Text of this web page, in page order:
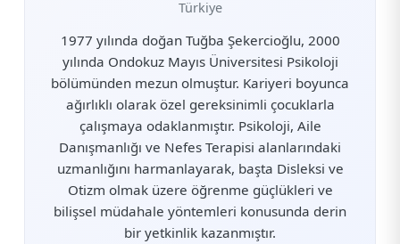
Türkiye
1977 yılında doğan Tuğba Şekercioğlu, 2000
yılında Ondokuz Mayıs Üniversitesi Psikoloji
bölümünden mezun olmuştur. Kariyeri boyunca
ağırlıklı olarak özel gereksinimli çocuklarla
çalışmaya odaklanmıştır. Psikoloji, Aile
Danışmanlığı ve Nefes Terapisi alanlarındaki
uzmanlığını harmanlayarak, başta Disleksi ve
Otizm olmak üzere öğrenme güçlükleri ve
bilişsel müdahale yöntemleri konusunda derin
bir yetkinlik kazanmıştır.